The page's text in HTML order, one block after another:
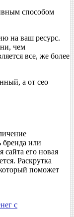
способом
на ваш ресурс.
чем
все, же более
а от сео
бренда или
его новая
Раскрутка
поможет
с